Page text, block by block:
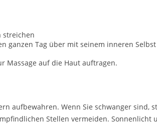
streichen
ganzen Tag über mit seinem inneren
Massage auf die Haut auftragen.
aufbewahren. Wenn Sie schwanger
Stellen vermeiden. Sonnenlicht